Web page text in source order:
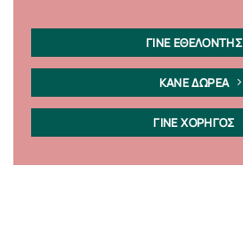
ΓΙΝΕ ΕΘΕΛΟΝΤΗΣ
ΚΑΝΕ ΔΩΡΕΑ
ΓΙΝΕ ΧΟΡΗΓΟΣ